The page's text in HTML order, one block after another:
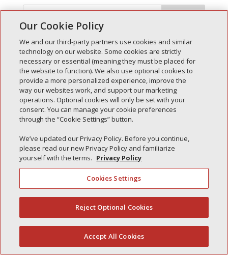
Entradas recientes
Simple Interlock de Walla Walla
Enclavamiento simple de Morton
Simple Interlock de Carol Stream
Simple Interlock de Waukegan
Simple Interlock de Texarkana
Política de privacidad
Sus opciones de privacidad
(844) 607-2249
Español
Our Cookie Policy
We and our third-party partners use cookies and similar
technology on our website. Some cookies are strictly
necessary or essential (meaning they must be placed for
the website to function). We also use optional cookies to
provide a more personalized experience, improve the
way our websites work, and support our marketing
operations. Optional cookies will only be set with your
consent. You can manage your cookie preferences
through the “Cookie Settings” button.
We’ve updated our Privacy Policy. Before you continue,
please read our new Privacy Policy and familiarize
yourself with the terms. Privacy Policy
Cookies Settings
Reject Optional Cookies
Accept All Cookies